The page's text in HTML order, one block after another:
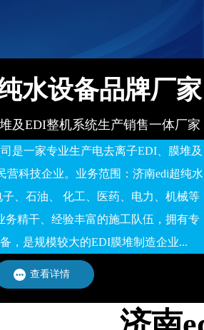
水设备品牌厂家
及EDI整机系统生产销售一体厂家
是一家专业生产电去离子EDI、膜堆及
营科技企业。业务范围：济南edi超纯水
、石油、 化工、医药、电力、机械等
务精干、经验丰富的施工队伍，拥有专
，是规模较大的EDI膜堆制造企业...
查看详情